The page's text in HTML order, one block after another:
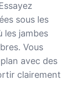
sous les
les jambes
Vous
avec des
clairement